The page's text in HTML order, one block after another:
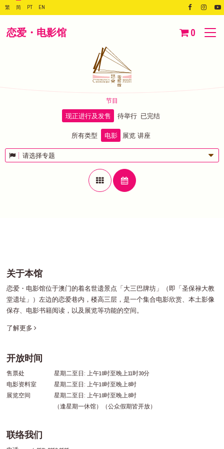
繁 简 PT EN
恋爱・电影馆 0
节目
现正进行及发售 待举行 已完结
所有类型 电影 展览 讲座
请选择专题
关于本馆
恋爱・电影馆位于澳门的着名世遗景点「大三巴牌坊」（即「圣保禄大教
堂遗址」）左边的恋爱巷内，楼高三层，是一个集合电影欣赏、本土影像
保存、电影书籍阅读，以及展览等功能的空间。
了解更多
开放时间
售票处
星期二至日: 上午10时至晚上11时30分
电影资料室
星期二至日: 上午10时至晚上8时
展览空间
星期二至日: 上午10时至晚上8时
（逢星期一休馆）（公众假期皆开放）
联络我们